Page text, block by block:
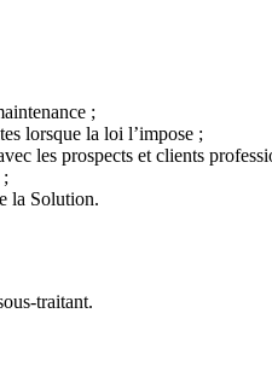
;
lorsque la loi l’impose ;
les prospects et clients
la Solution.
traitant.